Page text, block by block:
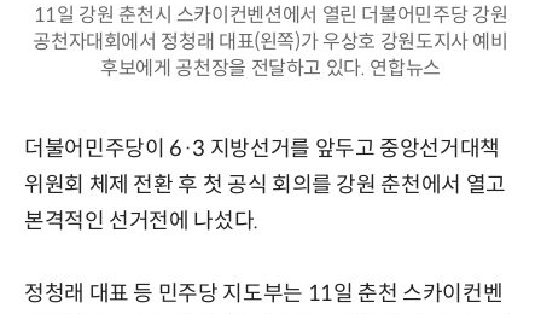
11일 강원 춘천시 스카이컨벤션에서 열린 더불어민주당 강원
공천자대회에서 정청래 대표(왼쪽)가 우상호 강원도지사 예비
후보에게 공천장을 전달하고 있다. 연합뉴스
더불어민주당이 6·3 지방선거를 앞두고 중앙선거대책
위원회 체제 전환 후 첫 공식 회의를 강원 춘천에서 열고
본격적인 선거전에 나섰다.
정청래 대표 등 민주당 지도부는 11일 춘천 스카이컨벤